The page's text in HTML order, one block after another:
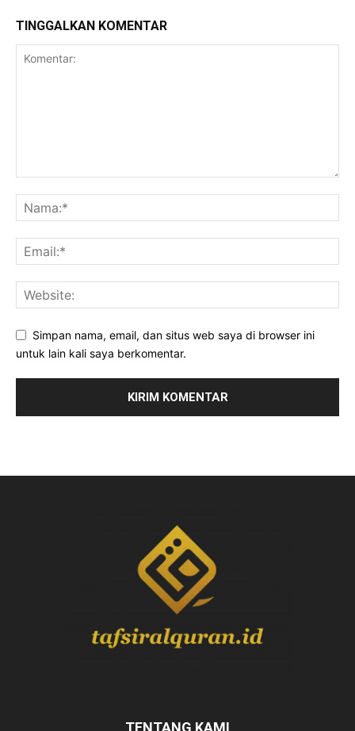
TINGGALKAN KOMENTAR
Simpan nama, email, dan situs web saya di browser ini
untuk lain kali saya berkomentar.
TENTANG KAMI